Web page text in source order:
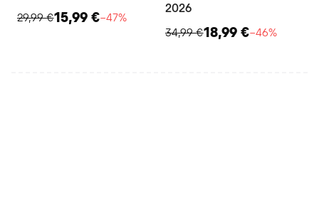
29,99 €15,99 €−47%
2026
34,99 €18,99 €−46%